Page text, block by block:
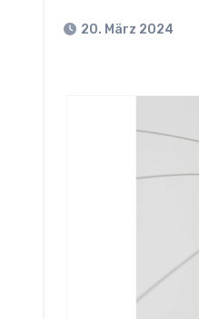
20. März 2024